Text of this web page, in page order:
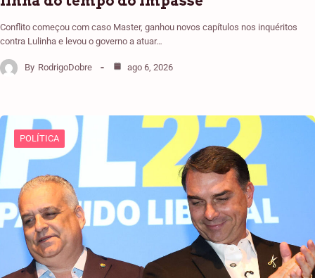
Conflito começou com caso Master, ganhou novos capítulos nos inquéritos
contra Lulinha e levou o governo a atuar…
By RodrigoDobre ago 6, 2026
POLÍTICA